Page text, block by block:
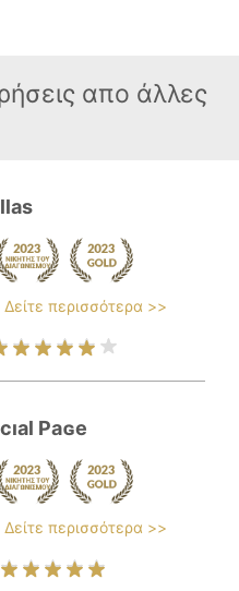
απο άλλες
Δείτε περισσότερα >>
Paɢe
Δείτε περισσότερα >>